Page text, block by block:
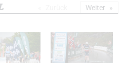
Weiter